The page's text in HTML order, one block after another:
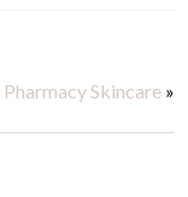
Skincare»